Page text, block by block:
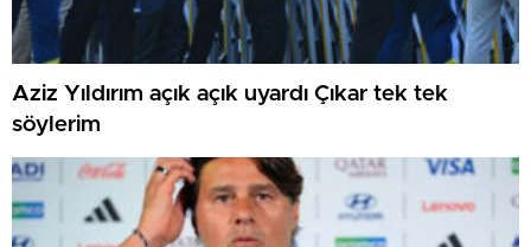
Aziz Yıldırım açık açık uyardı Çıkar tek tek
söylerim